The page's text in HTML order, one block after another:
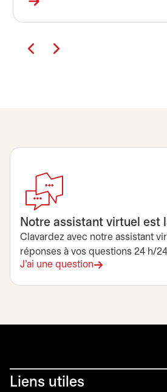
Notre assistant virtuel est
Clavardez avec notre assistant
réponses à vos questions 24 h/
J'ai une question
Liens utiles​